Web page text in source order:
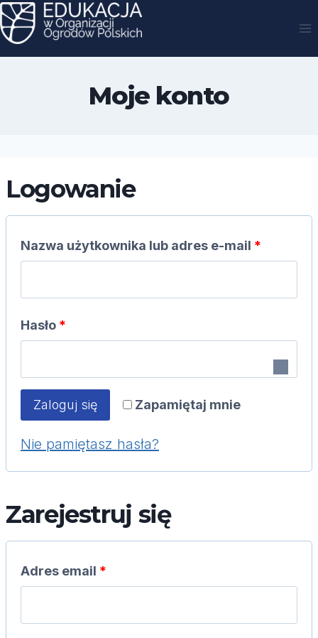
Przejdź
do
treści
Moje konto
Logowanie
Nazwa użytkownika lub adres e-mail *
Hasło *
g
n
e
Zapamiętaj mnie
Zaloguj się
Nie pamiętasz hasła?
Zarejestruj się
Adres email *